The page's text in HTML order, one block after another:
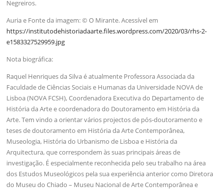
Negreiros.
Auria e Fonte da imagem: © O Mirante. Acessível em
https://institutodehistoriadaarte.files.wordpress.com/2020/03/rhs-2-
e1583327529959.jpg
Nota biográfica:
Raquel Henriques da Silva é atualmente Professora Associada da
Faculdade de Ciências Sociais e Humanas da Universidade NOVA de
Lisboa (NOVA FCSH), Coordenadora Executiva do Departamento de
História da Arte e coordenadora do Doutoramento em História da
Arte. Tem vindo a orientar vários projectos de pós-doutoramento e
teses de doutoramento em História da Arte Contemporânea,
Museologia, História do Urbanismo de Lisboa e História da
Arquitectura, que correspondem às suas principais áreas de
investigação. É especialmente reconhecida pelo seu trabalho na área
dos Estudos Museológicos pela sua experiência anterior como Diretora
do Museu do Chiado – Museu Nacional de Arte Contemporânea e